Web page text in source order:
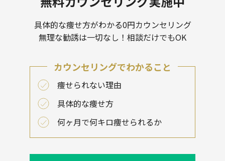
具体的な痩せ方がわかる0円カウンセリング
無理な勧誘は一切なし！相談だけでもOK
カウンセリングでわかること
痩せられない理由
具体的な痩せ方
何ヶ月で何キロ痩せられるか